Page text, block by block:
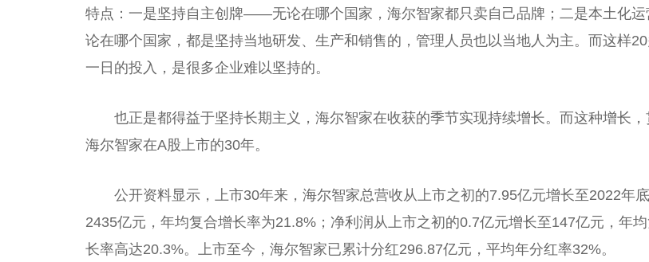
特点：一是坚持自主创牌——无论在哪个 国家 ，海尔智家都只卖自己品牌；二是本土化
论在哪个 国家 ，都是坚持当地研发、生产和销售的，管理人员也以当地人为主。而这样
一日的投入，是很多企业难以坚持的。
也正是都得益于坚持长期主义，海尔智家在收获的季节实现持续增长。而这种增长，
海尔智家在A股上市的30年。
公开资料显示，上市30年来，海尔智家总营收从上市之初的7.95亿元增长至2022年
2435亿元，年均复合增长率为21.8%；净利润从上市之初的0.7亿元增长至147亿元，年
长率高达20.3%。上市至今，海尔智家已累计分红296.87亿元， 平均年分红率32%。